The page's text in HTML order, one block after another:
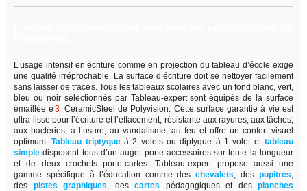
L’usage intensif en écriture comme en projection du tableau d’école exige
une qualité irréprochable. La surface d’écriture doit se nettoyer facilement
sans laisser de traces. Tous les tableaux scolaires avec un fond blanc, vert,
bleu ou noir sélectionnés par Tableau-expert sont équipés de la surface
émaillée e 3 CeramicSteel de Polyvision. Cette surface garantie à vie est
ultra-lisse pour l’écriture et l’effacement, résistante aux rayures, aux tâches,
aux bactéries, à l’usure, au vandalisme, au feu et offre un confort visuel
optimum. Tableau triptyque à 2 volets ou diptyque à 1 volet et tableau
simple disposent tous d’un auget porte-accessoires sur toute la longueur
et de deux crochets porte-cartes. Tableau-expert propose aussi une
gamme spécifique à l’éducation comme des chevalets, des pupitres,
des
pistes graphiques, des cartes pédagogiques et des
planches